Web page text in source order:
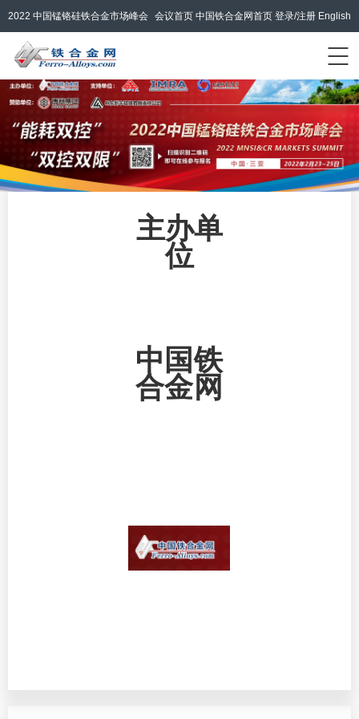
2022 中国锰铬硅铁合金市场峰会 会议首页 中国铁合金网首页 登录/注册 English
主办单
位
中国铁
合金网